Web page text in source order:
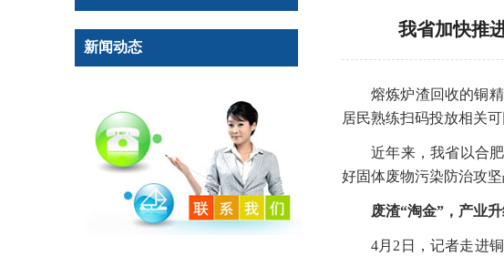
我省加快推
熔炼炉渣回收的铜
居民熟练扫码投放相关
近年来，我省以合
好固体废物污染防治攻
废渣“淘金”，产业
4月2日，记者走进
新闻动态